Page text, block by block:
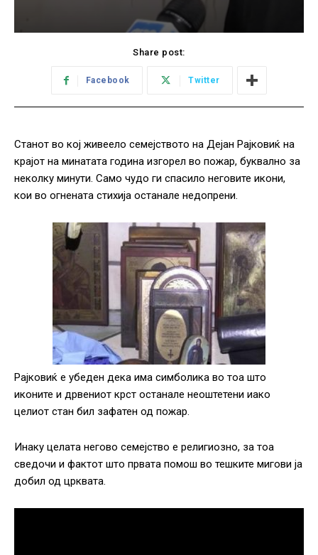
Share post:
Facebook Twitter
Станот во кој живеело семејството на Дејан Рајковиќ на
крајот на минатата година изгорел во пожар, буквално за
неколку минути. Само чудо ги спасило неговите икони,
кои во огнената стихија останале недопрени.
Рајковиќ е убеден дека има симболика во тоа што
иконите и дрвениот крст останале неоштетени иако
целиот стан бил зафатен од пожар.
Инаку целата негово семејство е религиозно, за тоа
сведочи и фактот што првата помош во тешките мигови ја
добил од црквата.